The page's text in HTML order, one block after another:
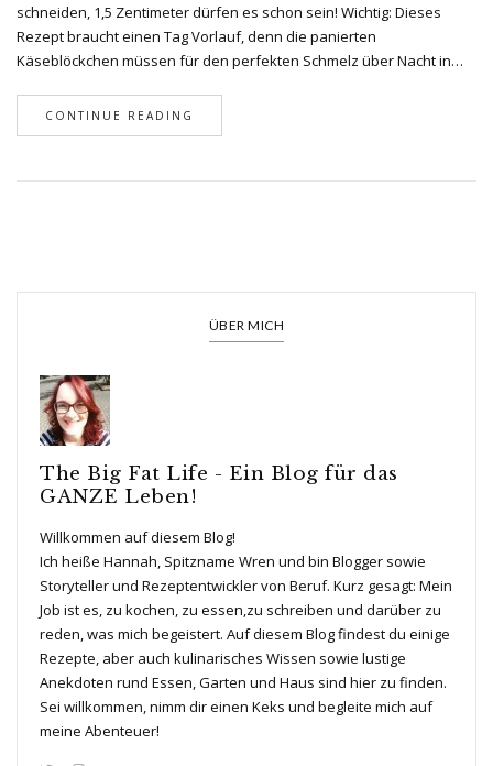
schneiden, 1,5 Zentimeter dürfen es schon sein! Wichtig: Dieses
Rezept braucht einen Tag Vorlauf, denn die panierten
Käseblöckchen müssen für den perfekten Schmelz über Nacht in…
CONTINUE READING
ÜBER MICH
The Big Fat Life - Ein Blog für das
GANZE Leben!
Willkommen auf diesem Blog!
Ich heiße Hannah, Spitzname Wren und bin Blogger sowie
Storyteller und Rezeptentwickler von Beruf. Kurz gesagt: Mein
Job ist es, zu kochen, zu essen,zu schreiben und darüber zu
reden, was mich begeistert. Auf diesem Blog findest du einige
Rezepte, aber auch kulinarisches Wissen sowie lustige
Anekdoten rund Essen, Garten und Haus sind hier zu finden.
Sei willkommen, nimm dir einen Keks und begleite mich auf
meine Abenteuer!